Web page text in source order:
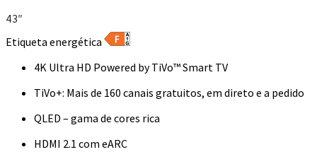
43″
Etiqueta energética
4K Ultra HD Powered by TiVo™ Smart TV
TiVo+: Mais de 160 canais gratuitos, em direto e a pedido
QLED – gama de cores rica
HDMI 2.1 com eARC